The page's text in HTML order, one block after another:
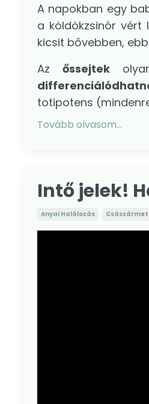
A napokban egy
a köldökzsinór vért
kicsit bővebben,
Az őssejtek
totipotens
Tovább olvasom...
Intő jelek!
Anyai Halálozás